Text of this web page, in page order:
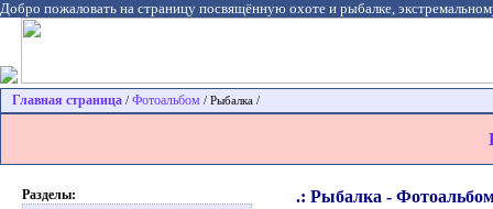
Добро пожаловать на страницу посвящённую охоте и рыбалке,
Главная страница / Фотоальбом / Рыбалка /
Разделы:
.: Рыбалка -